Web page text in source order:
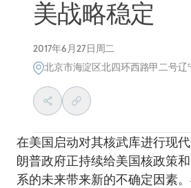
美战略稳定
2017年6月27日周二
北京市海淀区北四环西路甲二号辽
在美国启动对其核武库进行现
朗普政府正持续给美国核政策
系的未来带来新的不确定因素